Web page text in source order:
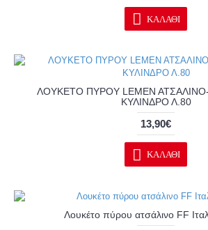
ΚΑΛΆΘΙ
ΛΟΥΚΕΤΟ ΠΥΡΟΥ LΕΜΕΝ
ΚΥΛΙΝΔΡΟ Λ.80
13,90€
ΚΑΛΆΘΙ
Λουκέτο πύρου ατσάλινο FF